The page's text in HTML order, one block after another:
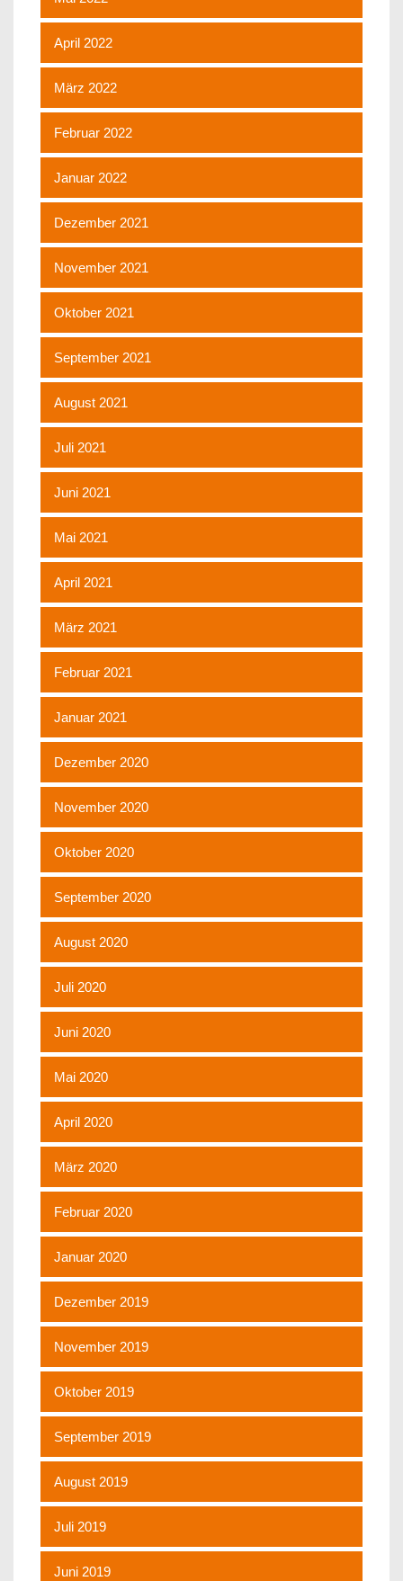
April 2022
März 2022
Februar 2022
Januar 2022
Dezember 2021
November 2021
Oktober 2021
September 2021
August 2021
Juli 2021
Juni 2021
Mai 2021
April 2021
März 2021
Februar 2021
Januar 2021
Dezember 2020
November 2020
Oktober 2020
September 2020
August 2020
Juli 2020
Juni 2020
Mai 2020
April 2020
März 2020
Februar 2020
Januar 2020
Dezember 2019
November 2019
Oktober 2019
September 2019
August 2019
Juli 2019
Juni 2019